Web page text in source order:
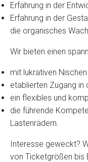
Erfahrung in der
Erfahrung in der
die organisches
Wir bieten einen
mit lukrativen
etablierten Zugang in
ein flexibles und
die führende
Lastenrädern.
Interesse geweckt?
von Ticketgrößen bis